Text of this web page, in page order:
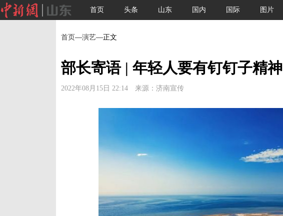
首页 头条 山东 国内 国际 图片
首页—演艺—正文
部长寄语 | 年轻人要有钉钉子精神
2022年08月15日 22:14 来源：济南宣传